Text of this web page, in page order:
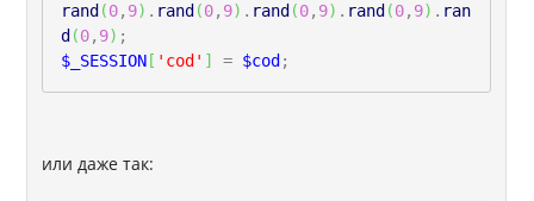
rand (0, 9) . rand (0, 9) . rand (0, 9) . rand (0, 9) . ran
d (0, 9) ;
$_SESSION[ 'cod' ] = $cod ;
или даже так: